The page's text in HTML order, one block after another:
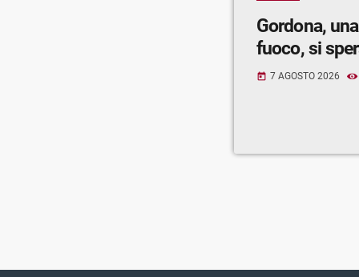
Gordona,
fuoco, si
today 7 AGOSTO 2026